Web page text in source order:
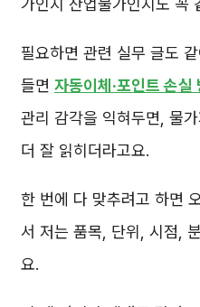
가인지 산업물가인지도 꼭
필요하면 관련 실무 글도
들면 자동이체·포인트 손실
관리 감각을 익혀두면, 물
더 잘 읽히더라고요.
한 번에 다 맞추려고 하면
서 저는 품목, 단위, 시점,
요.